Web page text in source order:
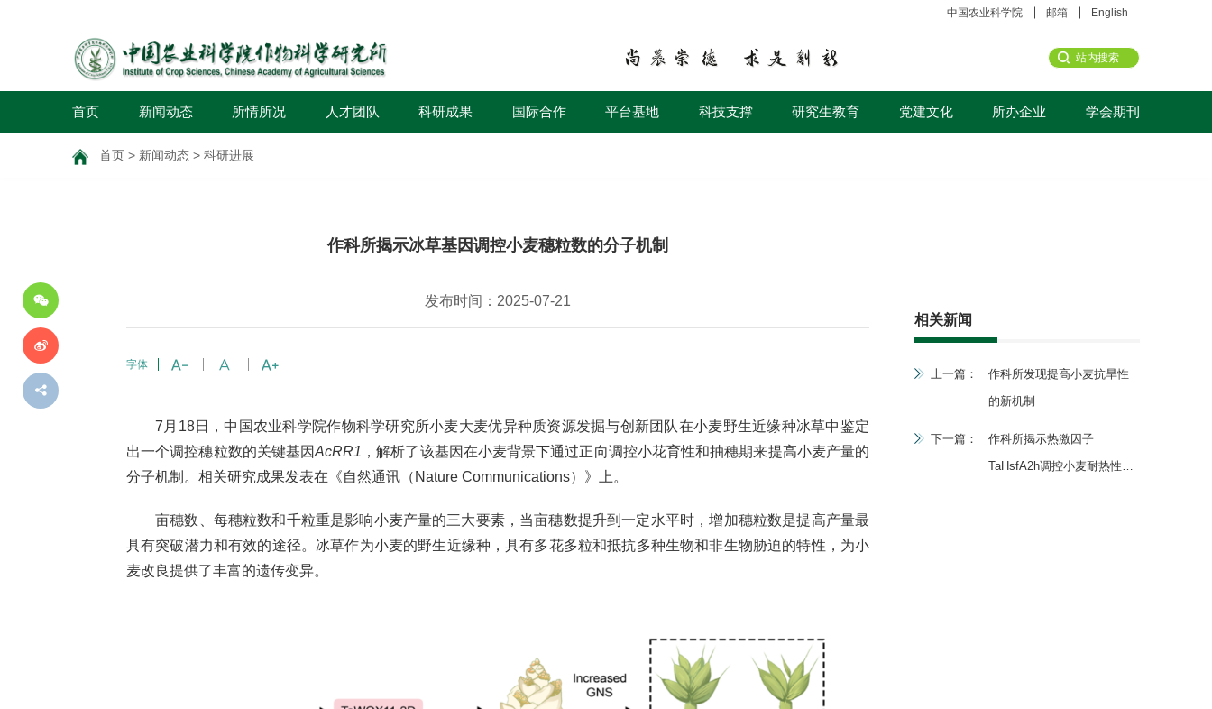
中国农业科学院 邮箱 English
首页 新闻动态 所情所况 人才团队 科研成果 国际合作 平台基地 科技支撑 研究生教育 党建文化 所办企业 学会期刊
首页 > 新闻动态 > 科研进展
作科所揭示冰草基因调控小麦穗粒数的分子机制
发布时间：2025-07-21
字体
7月18日，中国农业科学院作物科学研究所小麦大麦优异种质资源发掘与创新团队在小麦野生近缘种冰草中鉴定
出一个调控穗粒数的关键基因AcRR1 ，解析了该基因在小麦背景下通过正向调控小花育性和抽穗期来提高小麦产量的
分子机制。相关研究成果发表在《自然通讯（Nature Communications）》上。
亩穗数、每穗粒数和千粒重是影响小麦产量的三大要素，当亩穗数提升到一定水平时，增加穗粒数是提高产量最
具有突破潜力和有效的途径。冰草作为小麦的野生近缘种，具有多花多粒和抵抗多种生物和非生物胁迫的特性，为小
麦改良提供了丰富的遗传变异。
相关新闻
上一篇：
作科所发现提高小麦抗旱性
的新机制
下一篇：
作科所揭示热激因子
TaHsfA2h调控小麦耐热性的